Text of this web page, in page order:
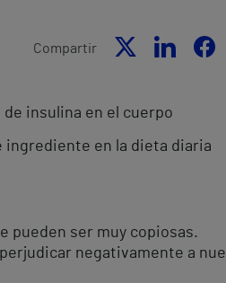
Compartir
insulina en el cuerpo
ingrediente en la dieta diaria
pueden ser muy copiosas.
negativamente a